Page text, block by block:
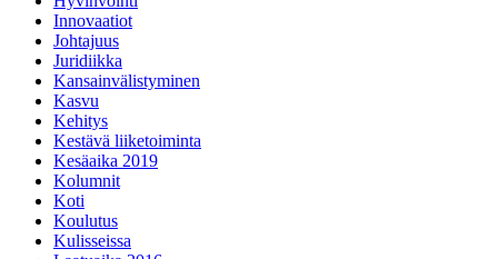
Innovaatiot
Johtajuus
Juridiikka
Kansainvälistyminen
Kasvu
Kehitys
Kestävä liiketoiminta
Kesäaika 2019
Kolumnit
Koti
Koulutus
Kulisseissa